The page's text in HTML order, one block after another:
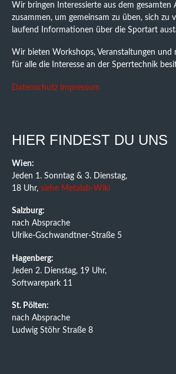
Wir bringen Interessierte aus dem gesamten
zusammen, um gemeinsam zu üben, sich zu
laufend Informationen über die Sportart
Wir bieten Workshops, Veranstaltungen und
für alle die Interesse an der Sperrtechnik
Datenschutz Impressum
HIER FINDEST DU UNS
Wien:
Jeden 1. Sonntag & 3. Dienstag,
18 Uhr, siehe Metalab-Wiki
Salzburg:
nach Absprache
Ulrike-Gschwandtner-Straße 5
Hagenberg:
Jeden 2. Dienstag, 19 Uhr,
Softwarepark 11
St. Pölten:
nach Absprache
Ludwig Stöhr Straße 8